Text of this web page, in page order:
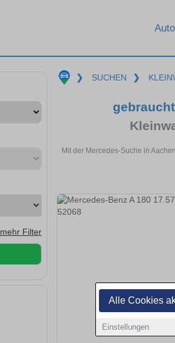
Alle Cookies
Einstellungen
mehr Filter
❯ SUCHEN ❯
Mit der Mercedes-Suche in